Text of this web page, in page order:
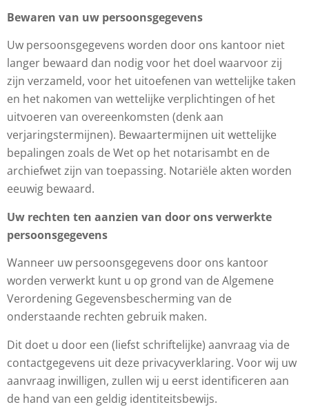
Bewaren van uw persoonsgegevens
Uw persoonsgegevens worden door ons kantoor niet
langer bewaard dan nodig voor het doel waarvoor zij
zijn verzameld, voor het uitoefenen van wettelijke taken
en het nakomen van wettelijke verplichtingen of het
uitvoeren van overeenkomsten (denk aan
verjaringstermijnen). Bewaartermijnen uit wettelijke
bepalingen zoals de Wet op het notarisambt en de
archiefwet zijn van toepassing. Notariële akten worden
eeuwig bewaard.
Uw rechten ten aanzien van door ons verwerkte
persoonsgegevens
Wanneer uw persoonsgegevens door ons kantoor
worden verwerkt kunt u op grond van de Algemene
Verordening Gegevensbescherming van de
onderstaande rechten gebruik maken.
Dit doet u door een (liefst schriftelijke) aanvraag via de
contactgegevens uit deze privacyverklaring. Voor wij uw
aanvraag inwilligen, zullen wij u eerst identificeren aan
de hand van een geldig identiteitsbewijs.